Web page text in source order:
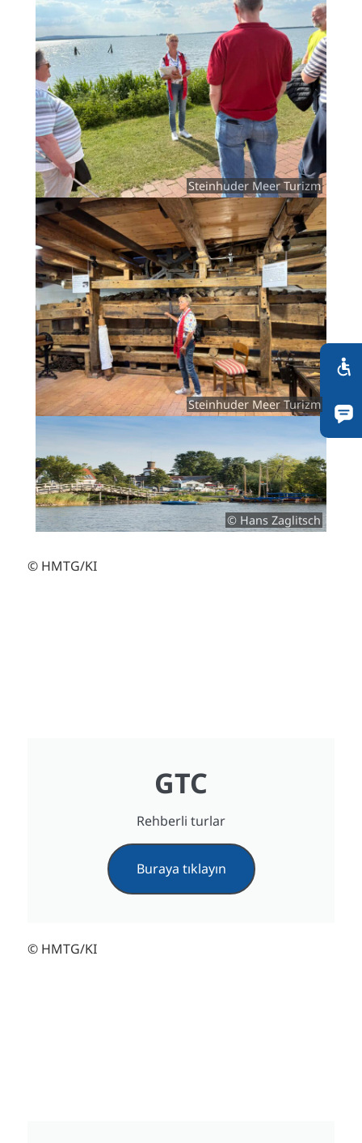
Steinhuder Meer Turizm
Steinhuder Meer Turizm
© Hans Zaglitsch
© HMTG/KI
GTC
Rehberli turlar
Buraya tıklayın
© HMTG/KI